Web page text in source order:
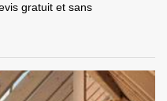
gratuit et sans